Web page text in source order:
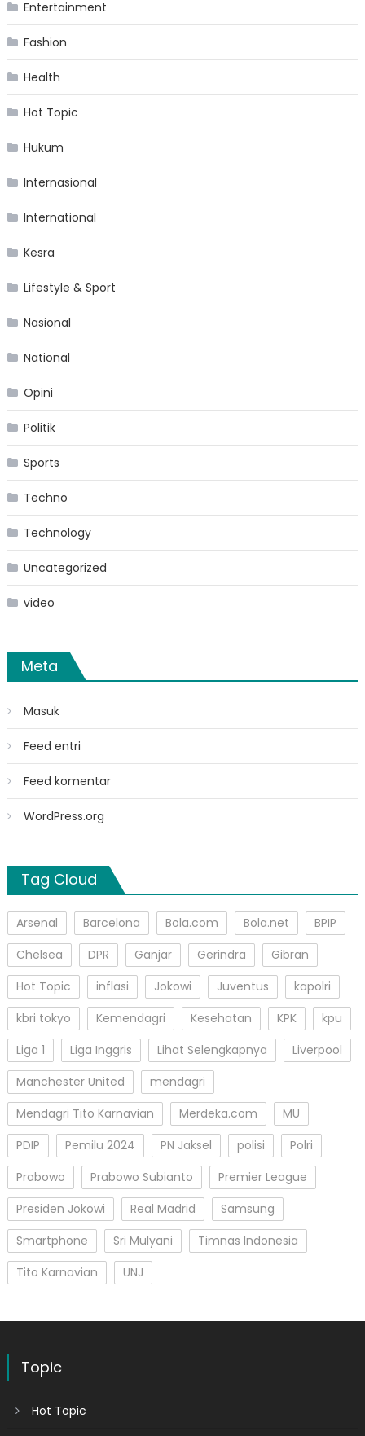
Entertainment
Fashion
Health
Hot Topic
Hukum
Internasional
International
Kesra
Lifestyle & Sport
Nasional
National
Opini
Politik
Sports
Techno
Technology
Uncategorized
video
Meta
Masuk
Feed entri
Feed komentar
WordPress.org
Tag Cloud
Arsenal Barcelona Bola.com Bola.net
BPIP
Chelsea
DPR Ganjar Gerindra
Gibran
Hot Topic
inflasi Jokowi Juventus
kapolri
kbri tokyo
Kemendagri Kesehatan KPK
kpu
Liga 1
Liga Inggris Lihat Selengkapnya
Liverpool
Manchester United
mendagri
Mendagri Tito Karnavian
Merdeka.com
MU
PDIP
Pemilu 2024 PN Jaksel polisi
Polri
Prabowo
Prabowo Subianto
Premier League
Presiden Jokowi
Real Madrid
Samsung
Smartphone
Sri Mulyani
Timnas Indonesia
Tito Karnavian
UNJ
Topic
Hot Topic